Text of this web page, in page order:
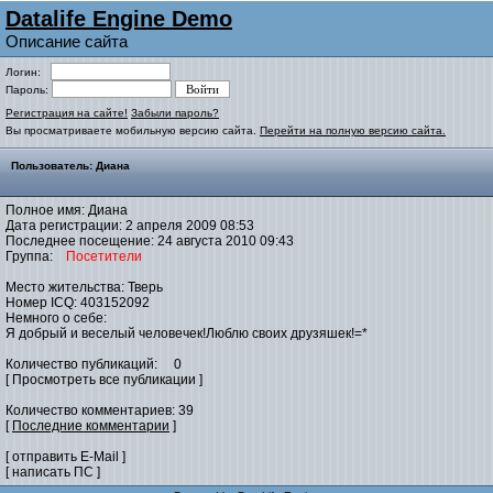
Datalife Engine Demo
Описание сайта
Логин:
Пароль:
Регистрация на сайте! Забыли пароль?
Вы просматриваете мобильную версию сайта. Перейти на полную версию сайта.
Пользователь: Диана
Полное имя: Диана
Дата регистрации: 2 апреля 2009 08:53
Последнее посещение: 24 августа 2010 09:43
Группа:
Посетители
Место жительства: Тверь
Номер ICQ: 403152092
Немного о себе:
Я добрый и веселый человечек!Люблю своих друзяшек!=*
Количество публикаций: 0
[ Просмотреть все публикации ]
Количество комментариев: 39
[ Последние комментарии ]
[ отправить E-Mail ]
[ написать ПС ]